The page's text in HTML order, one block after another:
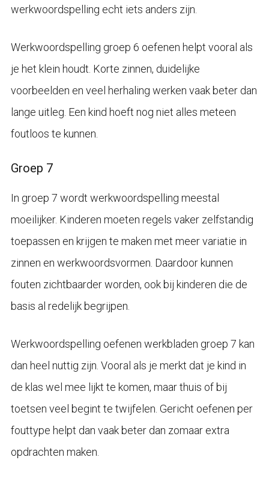
werkwoordspelling echt iets anders zijn.
Werkwoordspelling groep 6 oefenen helpt vooral als
je het klein houdt. Korte zinnen, duidelijke
voorbeelden en veel herhaling werken vaak beter dan
lange uitleg. Een kind hoeft nog niet alles meteen
foutloos te kunnen.
Groep 7
In groep 7 wordt werkwoordspelling meestal
moeilijker. Kinderen moeten regels vaker zelfstandig
toepassen en krijgen te maken met meer variatie in
zinnen en werkwoordsvormen. Daardoor kunnen
fouten zichtbaarder worden, ook bij kinderen die de
basis al redelijk begrijpen.
Werkwoordspelling oefenen werkbladen groep 7 kan
dan heel nuttig zijn. Vooral als je merkt dat je kind in
de klas wel mee lijkt te komen, maar thuis of bij
toetsen veel begint te twijfelen. Gericht oefenen per
fouttype helpt dan vaak beter dan zomaar extra
opdrachten maken.